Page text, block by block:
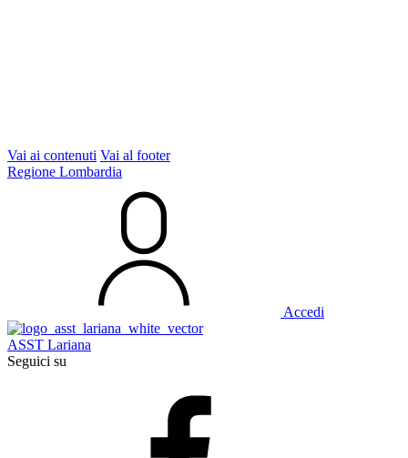
Vai ai contenuti Vai al footer
Regione Lombardia
Accedi
ASST Lariana
Seguici su